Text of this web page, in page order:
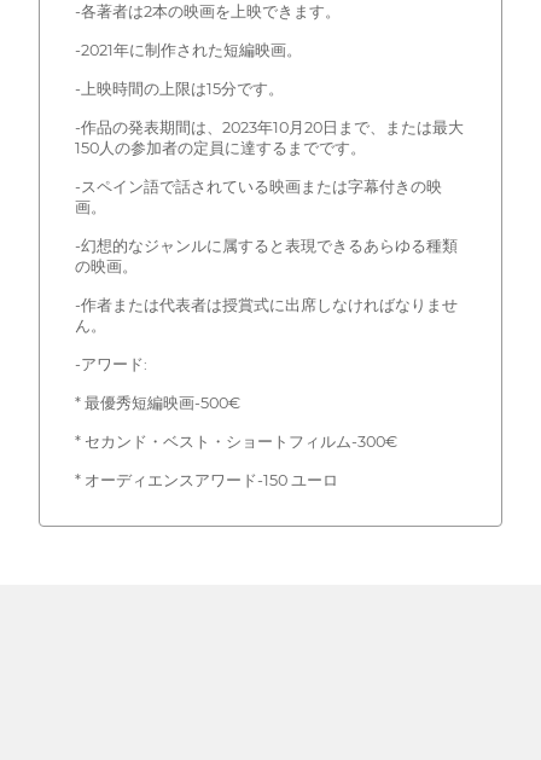
-各著者は2本の映画を上映できます。
-2021年に制作された短編映画。
-上映時間の上限は15分です。
-作品の発表期間は、2023年10月20日まで、または最大
150人の参加者の定員に達するまでです。
-スペイン語で話されている映画または字幕付きの映
画。
-幻想的なジャンルに属すると表現できるあらゆる種類
の映画。
-作者または代表者は授賞式に出席しなければなりませ
ん。
-アワード:
* 最優秀短編映画-500€
* セカンド・ベスト・ショートフィルム-300€
* オーディエンスアワード-150 ユーロ